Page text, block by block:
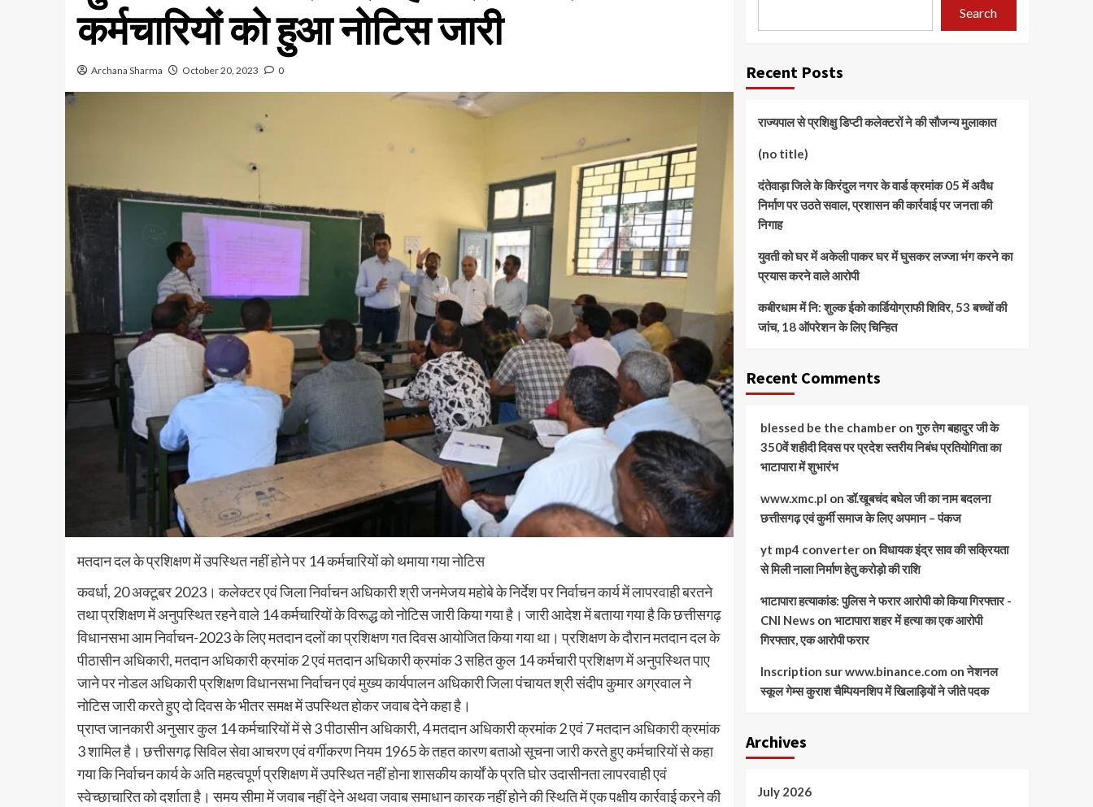
कर्मचारियों को हुआ नोटिस जारी
Archana Sharma October 20, 2023 0
मतदान दल के प्रशिक्षण में उपस्थित नहीं होने पर 14 कर्मचारियों को थमाया गया नोटिस
कवर्धा, 20 अक्टूबर 2023। कलेक्टर एवं जिला निर्वाचन अधिकारी श्री जनमेजय महोबे के निर्देश पर निर्वाचन कार्य में लापरवाही बरतने
तथा प्रशिक्षण में अनुपस्थित रहने वाले 14 कर्मचारियों के विरूद्ध को नोटिस जारी किया गया है। जारी आदेश में बताया गया है कि छत्तीसगढ़
विधानसभा आम निर्वाचन-2023 के लिए मतदान दलों का प्रशिक्षण गत दिवस आयोजित किया गया था। प्रशिक्षण के दौरान मतदान दल के
पीठासीन अधिकारी, मतदान अधिकारी क्रमांक 2 एवं मतदान अधिकारी क्रमांक 3 सहित कुल 14 कर्मचारी प्रशिक्षण में अनुपस्थित पाए
जाने पर नोडल अधिकारी प्रशिक्षण विधानसभा निर्वाचन एवं मुख्य कार्यपालन अधिकारी जिला पंचायत श्री संदीप कुमार अग्रवाल ने
नोटिस जारी करते हुए दो दिवस के भीतर समक्ष में उपस्थित होकर जवाब देने कहा है।
प्राप्त जानकारी अनुसार कुल 14 कर्मचारियों में से 3 पीठासीन अधिकारी, 4 मतदान अधिकारी क्रमांक 2 एवं 7 मतदान अधिकारी क्रमांक
3 शामिल है। छत्तीसगढ़ सिविल सेवा आचरण एवं वर्गीकरण नियम 1965 के तहत कारण बताओ सूचना जारी करते हुए कर्मचारियों से कहा
गया कि निर्वाचन कार्य के अति महत्वपूर्ण प्रशिक्षण में उपस्थित नहीं होना शासकीय कार्यों के प्रति घोर उदासीनता लापरवाही एवं
स्वेच्छाचारित को दर्शाता है। समय सीमा में जवाब नहीं देने अथवा जवाब समाधान कारक नहीं होने की स्थिति में एक पक्षीय कार्रवाई करने की
Search
Recent Posts
राज्यपाल से प्रशिक्षु डिप्टी कलेक्टरों ने की सौजन्य मुलाकात
(no title)
दंतेवाड़ा जिले के किरंदुल नगर के वार्ड क्रमांक 05 में अवैध
निर्माण पर उठते सवाल, प्रशासन की कार्रवाई पर जनता की
निगाह
युवती को घर में अकेली पाकर घर में घुसकर लज्जा भंग करने का
प्रयास करने वाले आरोपी
कबीरधाम में नि: शुल्क ईको कार्डियोग्राफी शिविर, 53 बच्चों की
जांच, 18 ऑपरेशन के लिए चिन्हित
Recent Comments
blessed be the chamberonगुरु तेग बहादुर जी के
350वें शहीदी दिवस पर प्रदेश स्तरीय निबंध प्रतियोगिता का
भाटापारा में शुभारंभ
www.xmc.pl onडॉ.खूबचंद बघेल जी का नाम बदलना
छत्तीसगढ़ एवं कुर्मी समाज के लिए अपमान – पंकज
yt mp4 converteronविधायक इंद्र साव की सक्रियता
से मिली नाला निर्माण हेतु करोड़ो की राशि
भाटापारा हत्याकांड: पुलिस ने फरार आरोपी को किया गिरफ्तार -
CNI Newson भाटापारा शहर में हत्या का एक आरोपी
गिरफ्तार, एक आरोपी फरार
Inscription sur www.binance.com onनेशनल
स्कूल गेम्स कुराश चैम्पियनशिप में खिलाड़ियों ने जीते पदक
Archives
July 2026